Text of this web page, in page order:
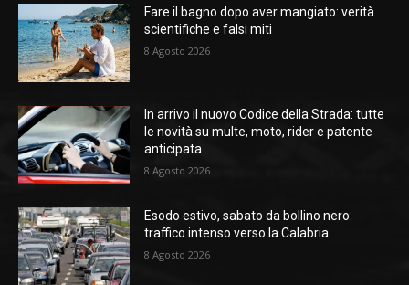
Fare il bagno dopo aver mangiato: verità
scientifiche e falsi miti
8 Agosto 2026
In arrivo il nuovo Codice della Strada: tutte
le novità su multe, moto, rider e patente
anticipata
8 Agosto 2026
Esodo estivo, sabato da bollino nero:
traffico intenso verso la Calabria
8 Agosto 2026